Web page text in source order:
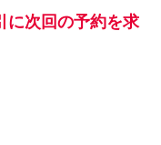
に次回の予約を求